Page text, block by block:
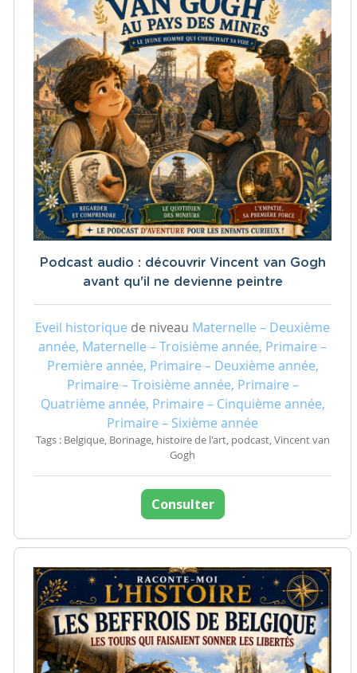
Podcast audio : découvrir Vincent van Gogh
avant qu'il ne devienne peintre
Eveil historique de niveau Maternelle – Deuxième
année, Maternelle – Troisième année, Primaire –
Première année, Primaire – Deuxième année,
Primaire – Troisième année, Primaire –
Quatrième année, Primaire – Cinquième année,
Primaire – Sixième année
Tags : Belgique, Borinage, histoire de l'art, podcast, Vincent van
Gogh
Consulter